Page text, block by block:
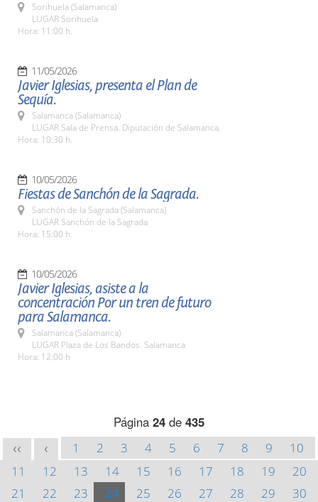
Sorihuela (Salamanca)
LUGAR Sorihuela
Hora: 11:00 h.
11/05/2026
Javier Iglesias, presenta el Plan de
Sequía.
Salamanca (Salamanca)
LUGAR Sala de Prensa. Diputación de Salamanca.
Hora: 10:30 h.
10/05/2026
Fiestas de Sanchón de la Sagrada.
Sanchón de la Sagrada (Salamanca)
LUGAR Sanchón de la Sagrada
Hora: 15:00 h.
10/05/2026
Javier Iglesias, asiste a la
concentración Por un tren de futuro
para Salamanca.
Salamanca (Salamanca)
LUGAR Plaza de Los Bandos. Salamanca
Hora: 12:00 h
Página 24 de 435
<< < 1 2 3 4 5 6 7 8 9
10
11
12 13 14 15 16 17 18 19
20
21
22 23 24 25 26 27 28 29
30